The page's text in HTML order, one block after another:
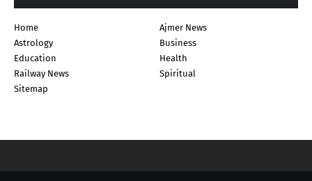
Home
Ajmer News
Astrology
Business
Education
Health
Railway News
Spiritual
Sitemap